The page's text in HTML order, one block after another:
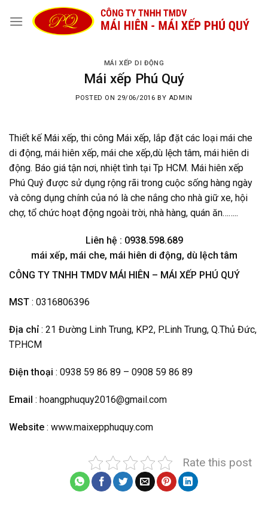
MÁI XẾP DI ĐỘNG
Mái xếp Phú Quý
POSTED ON 29/06/2016 BY ADMIN
Thiết kế Mái xếp, thi công Mái xếp, lắp đặt các loại mái che
di động, mái hiên xếp, mái che xếp,dù lệch tâm, mái hiên di
động. Báo giá tận nơi, nhiệt tình tại Tp HCM. Mái hiên xếp
Phú Quý được sử dụng rộng rãi trong cuộc sống hàng ngày
và công dụng chính của nó là che nắng cho nhà giữ xe, hội
chợ, tổ chức hoạt động ngoài trời, nhà hàng, quán ăn……..
Liên hệ : 0938.598.689
mái xếp, mái che, mái hiên di động, dù lệch tâm
CÔNG TY TNHH TMDV MÁI HIÊN – MÁI XẾP PHÚ QUÝ
MST : 0316806396
Địa chỉ : 21 Đường Linh Trung, KP2, P.Linh Trung, Q.Thủ Đức,
TP.HCM
Điện thoại : 0938 59 86 89 – 0908 59 86 89
Email : hoangphuquy2016@gmail.com
Website : www.maixepphuquy.com
Rate this post